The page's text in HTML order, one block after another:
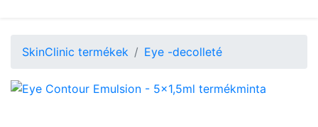
SkinClinic termékek Eye -decolleté